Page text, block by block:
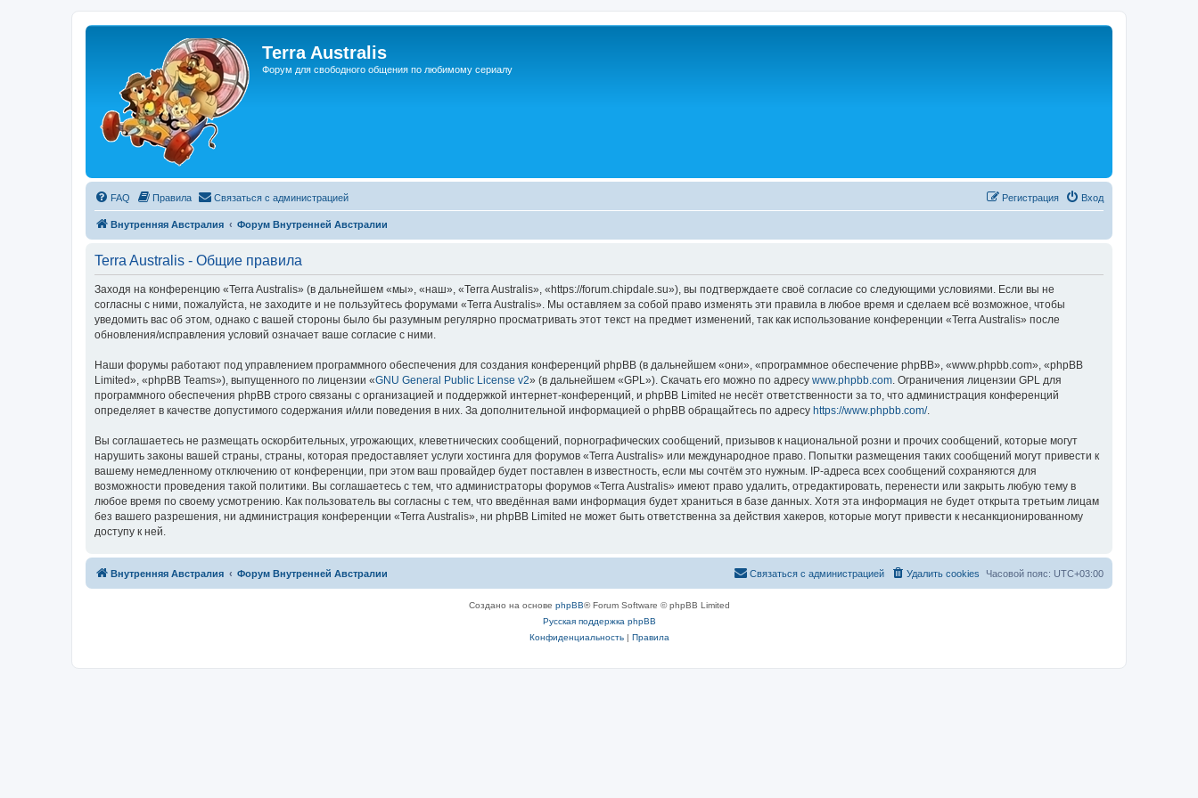
Terra Australis
Форум для свободного общения по любимому сериалу
FAQ Правила Связаться с администрацией Вход
Регистрация
Внутренняя Австралия Форум Внутренней Австралии
Terra Australis - Общие правила
Заходя на конференцию «Terra Australis» (в дальнейшем «мы», «наш», «Terra Australis», «https://forum.chipdale.su»), вы подтверждаете своё согласие со следующими условиями. Если вы не
согласны с ними, пожалуйста, не заходите и не пользуйтесь форумами «Terra Australis». Мы оставляем за собой право изменять эти правила в любое время и сделаем всё возможное, чтобы
уведомить вас об этом, однако с вашей стороны было бы разумным регулярно просматривать этот текст на предмет изменений, так как использование конференции «Terra Australis» после
обновления/исправления условий означает ваше согласие с ними.
Наши форумы работают под управлением программного обеспечения для создания конференций phpBB (в дальнейшем «они», «программное обеспечение phpBB», «www.phpbb.com», «phpBB
Limited», «phpBB Teams»), выпущенного по лицензии «GNU General Public License v2» (в дальнейшем «GPL»). Скачать его можно по адресу www.phpbb.com. Ограничения лицензии GPL для
программного обеспечения phpBB строго связаны с организацией и поддержкой интернет-конференций, и phpBB Limited не несёт ответственности за то, что администрация конференций
определяет в качестве допустимого содержания и/или поведения в них. За дополнительной информацией о phpBB обращайтесь по адресу https://www.phpbb.com/.
Вы соглашаетесь не размещать оскорбительных, угрожающих, клеветнических сообщений, порнографических сообщений, призывов к национальной розни и прочих сообщений, которые могут
нарушить законы вашей страны, страны, которая предоставляет услуги хостинга для форумов «Terra Australis» или международное право. Попытки размещения таких сообщений могут привести к
вашему немедленному отключению от конференции, при этом ваш провайдер будет поставлен в известность, если мы сочтём это нужным. IP-адреса всех сообщений сохраняются для
возможности проведения такой политики. Вы соглашаетесь с тем, что администраторы форумов «Terra Australis» имеют право удалить, отредактировать, перенести или закрыть любую тему в
любое время по своему усмотрению. Как пользователь вы согласны с тем, что введённая вами информация будет храниться в базе данных. Хотя эта информация не будет открыта третьим лицам
без вашего разрешения, ни администрация конференции «Terra Australis», ни phpBB Limited не может быть ответственна за действия хакеров, которые могут привести к несанкционированному
доступу к ней.
Внутренняя Австралия Форум Внутренней Австралии Часовой пояс: UTC+03:00
Удалить cookies
Связаться с
Связаться с администрацией
Создано на основе phpBB® Forum Software © phpBB Limited
Русская поддержка phpBB
Конфиденциальность| Правила